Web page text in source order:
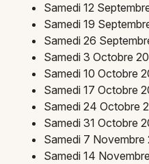
48 - Lozère
Choisir mes
Mon email
Samedi 12
Samedi 19
Samedi 26
Samedi 3 Octobre
Samedi 10 Octobre
Samedi 17 Octobre
Samedi 24 Octobre
Samedi 31 Octobre
Samedi 7 Novembre
Samedi 14